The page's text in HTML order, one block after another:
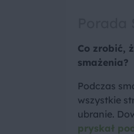
Co zrobić,
smażenia?
Podczas
wszystkie
ubranie.
pryskał